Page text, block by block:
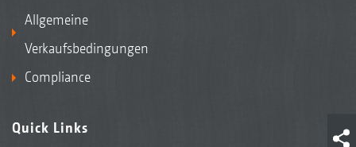
Allgemeine
Verkaufsbedingungen
Compliance
Quick Links